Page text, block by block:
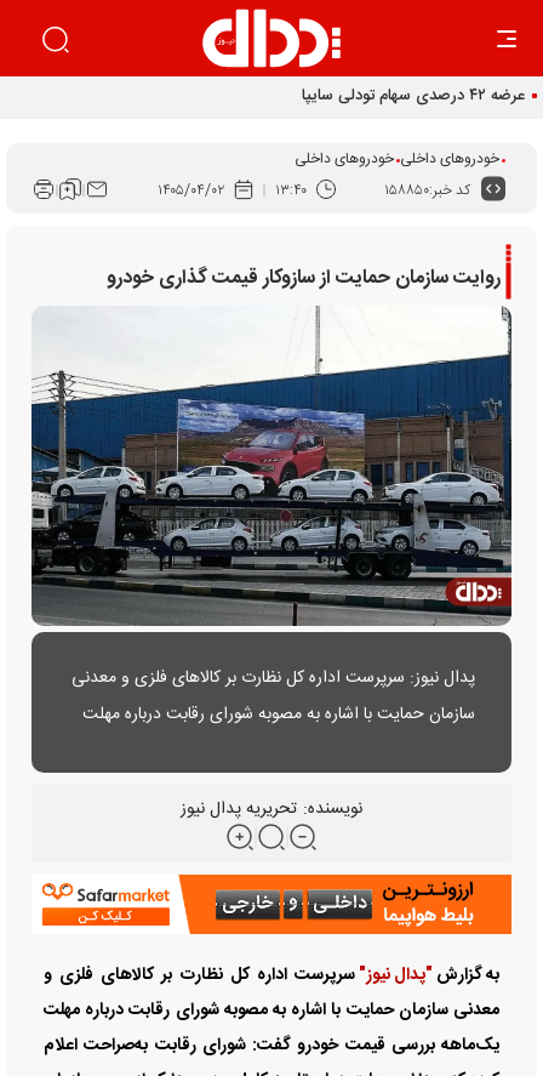
عرضه ۴۲ درصدی سهام تودلی سایپا
خودروهای داخلی خودروهای داخلی
کد خبر:۱۵۸۸۵۰ ۱۳:۴۰ ۱۴۰۵/۰۴/۰۲
روایت سازمان حمایت از سازوکار قیمت گذاری خودرو
پدال نیوز: سرپرست اداره کل نظارت بر کالاهای فلزی و معدنی
سازمان حمایت با اشاره به مصوبه شورای رقابت درباره مهلت
نویسنده: تحریریه پدال نیوز
به گزارش"پدال نیوز"سرپرست اداره کل نظارت بر کالاهای فلزی و
معدنی سازمان حمایت با اشاره به مصوبه شورای رقابت درباره مهلت
یک‌ماهه بررسی قیمت خودرو گفت: شورای رقابت به‌صراحت اعلام